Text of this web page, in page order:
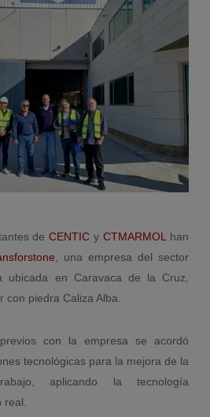
deCENTIC yCTMARMOL
han
, una empresa del sector
en Caravaca de la Cruz,
piedra Caliza Alba.
con la empresa se acordó
tecnológicas para la mejora de la
aplicando la tecnología